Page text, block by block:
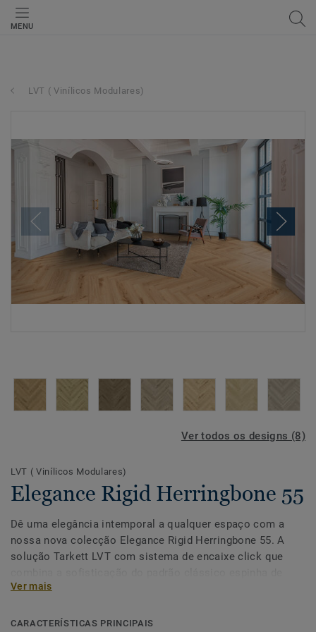
MENU
LVT ( Vinílicos Modulares)
Ver todos os designs (8)
LVT ( Vinílicos Modulares)
Elegance Rigid Herringbone 55
Dê uma elegância intemporal a qualquer espaço com a
nossa nova colecção Elegance Rigid Herringbone 55. A
solução Tarkett LVT com sistema de encaixe click que
peixe com uma durabilidade e resistência à água
Ver mais
CARACTERÍSTICAS PRINCIPAIS